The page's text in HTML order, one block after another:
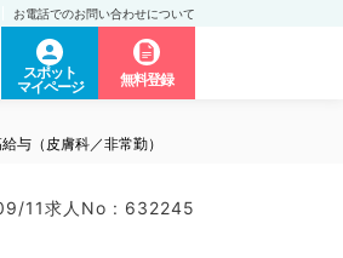
お電話でのお問い合わせについて
スポット
マイページ
無料登録
与（皮膚科／非常勤）
11求人No : 632245